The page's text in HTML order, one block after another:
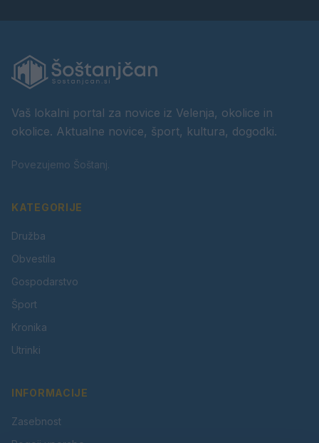
Vaš lokalni portal za novice iz Velenja, okolice in
okolice. Aktualne novice, šport, kultura, dogodki.
Povezujemo Šoštanj.
KATEGORIJE
Družba
Obvestila
Gospodarstvo
Šport
Kronika
Utrinki
INFORMACIJE
Zasebnost